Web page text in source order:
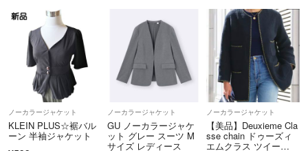
ノーカラージャケット
KLEIN PLUS☆裾バル
ーン 半袖ジャケット
ノーカラージャケット
GU ノーカラージャケ
ット グレー スーツ M
サイズ レディース
ノーカラージャケット
【美品】Deuxieme Cla
sse chain ドゥーズィ
エムクラス ツイー